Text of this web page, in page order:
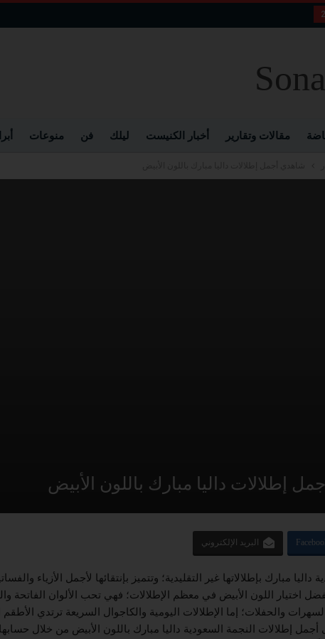
مقالات وتقارير أخبار الكنيست ليلك فن منوعات
إطلالات داليا مبارك باللون الأبيض
البريد الإلكتروني
مبارك بإطلالاتها غير التقليدية؛ وتتميز بإنتقائها لأجمل الأزياء
اختيار اللون الأبيض في معظم الإطلالات؛ فهي تحب الألوان الفاتحة
والحفلات؛ إما الإطلالات اليومية والكاجوال السريعة ترتدي الأطقم
إطلالات النجمة السعودية داليا مبارك باللون الأبيض من خلال